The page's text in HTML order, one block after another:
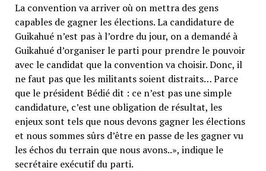
La convention va arriver où on mettra des gens
capables de gagner les élections. La candidature de
Guikahué n’est pas à l’ordre du jour, on a demandé à
Guikahué d’organiser le parti pour prendre le pouvoir
avec le candidat que la convention va choisir. Donc, il
ne faut pas que les militants soient distraits… Parce
que le président Bédié dit : ce n’est pas une simple
candidature, c’est une obligation de résultat, les
enjeux sont tels que nous devons gagner les élections
et nous sommes sûrs d’être en passe de les gagner vu
les échos du terrain que nous avons..», indique le
secrétaire exécutif du parti.